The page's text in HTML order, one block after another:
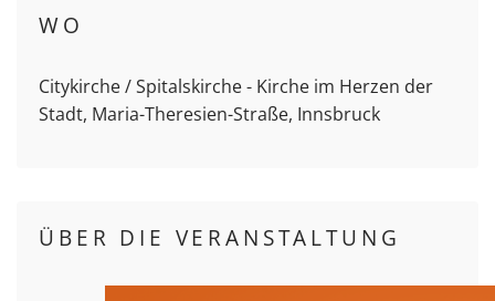
WO
Citykirche / Spitalskirche - Kirche im Herzen der
Stadt, Maria-Theresien-Straße, Innsbruck
ÜBER DIE VERANSTALTUNG